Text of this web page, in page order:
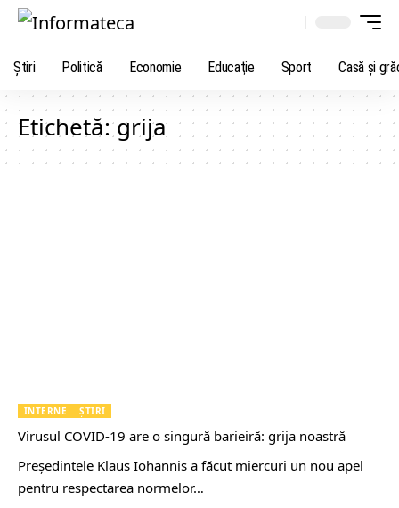
Știri Politică Economie Educaţie Sport Casă şi
Etichetă:grija
INTERNE ȘTIRI
Virusul COVID-19 are o singură barieiră: grija noastră
Preşedintele Klaus Iohannis a făcut miercuri un nou apel
pentru respectarea normelor…